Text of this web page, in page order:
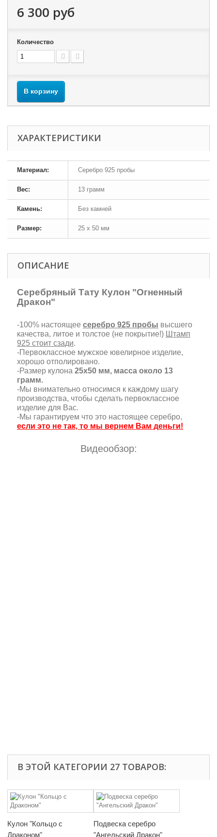
6 300 руб
Количество
В корзину
ХАРАКТЕРИСТИКИ
Материал: Серебро 925 пробы
Вес: 13 грамм
Камень: Без камней
Размер: 25 х 50 мм
ОПИСАНИЕ
Серебряный Тату Кулон "Огненный
Дракон"
-100% настоящее серебро 925 пробы высшего
качества, литое и толстое (не покрытие!) Штамп
925 стоит сзади.
-Первоклассное мужское ювелирное изделие,
хорошо отполировано.
-Размер кулона 25х50 мм, масса около 13
грамм.
-Мы внимательно относимся к каждому шагу
производства, чтобы сделать первоклассное
изделие для Вас.
-Мы гарантируем что это настоящее серебро,
если это не так, то мы вернем Вам деньги!
Видеообзор:
В ЭТОЙ КАТЕГОРИИ 27 ТОВАРОВ:
Кулон "Кольцо с
Драконом"
Подвеска серебро
"Ангельский Дракон"